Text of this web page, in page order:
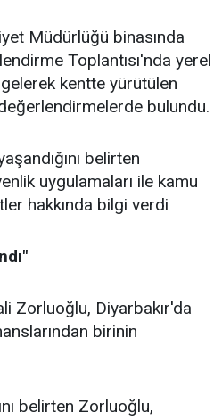
Müdürlüğü binasında
Toplantısı'nda yerel
kentte yürütülen
bulundu.
belirten
uygulamaları ile kamu
hakkında bilgi verdi
Zorluoğlu, Diyarbakır'da
birinin
belirten Zorluoğlu,